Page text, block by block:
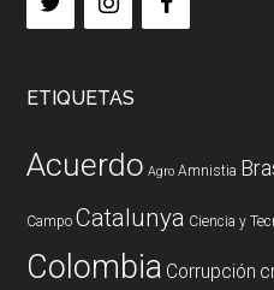
ETIQUETAS
Acuerdo Agro Amnistia
Campo Catalunya Ciencia y
Colombia Corrupción